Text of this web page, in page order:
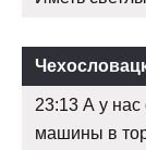
23:13 А у нас
машины в